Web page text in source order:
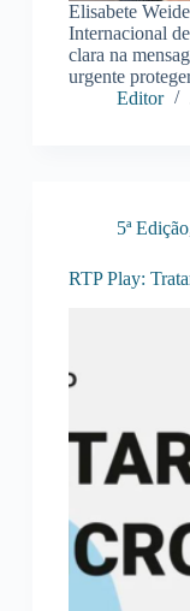
Elisabete
Internacional
clara na
urgente
Editor
5ª Edição
RTP Play: